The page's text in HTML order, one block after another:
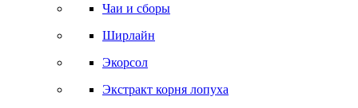
Чаи и сборы
Ширлайн
Экорсол
Экстракт корня лопуха